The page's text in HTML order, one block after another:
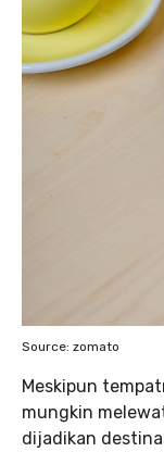
Source: zomato
Meskipun
mungkin
dijadikan